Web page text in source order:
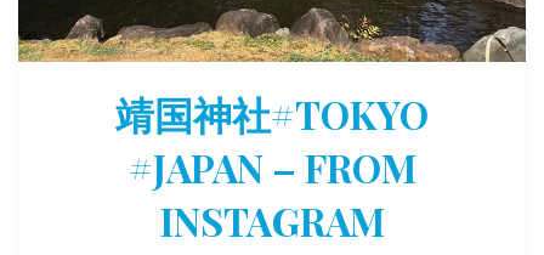
靖国神社#TOKYO
#JAPAN – FROM
INSTAGRAM